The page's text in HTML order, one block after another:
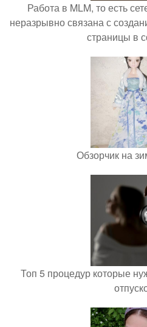
Работа в MLM, то есть
неразрывно связана с
страницы в
Обзорчик на
Топ 5 процедур которые